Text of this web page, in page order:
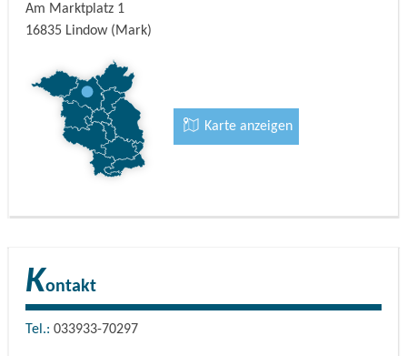
Am Marktplatz 1
16835 Lindow (Mark)
Karte anzeigen
Kontakt
Tel.: 033933-70297